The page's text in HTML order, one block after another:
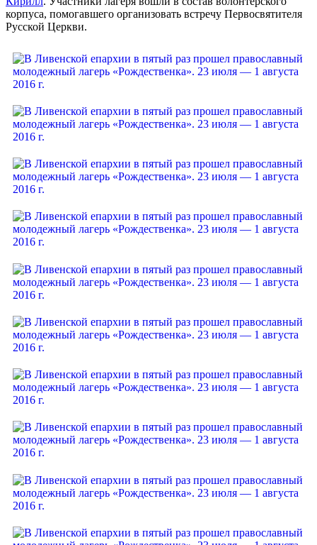
корпуса, помогавшего организовать встречу Первосвятителя
Русской Церкви.